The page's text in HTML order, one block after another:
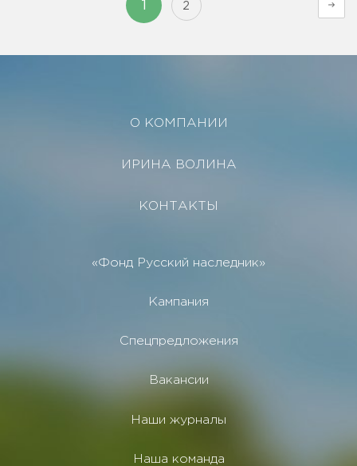
2
О КОМПАНИИ
ИРИНА ВОЛИНА
КОНТАКТЫ
«Фонд Русский наследник»
Кампания
Спецпредложения
Вакансии
Наши журналы
Наша команда